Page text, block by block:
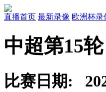
直播首页 最新录像 欧洲杯录
中超第15
比赛日期: